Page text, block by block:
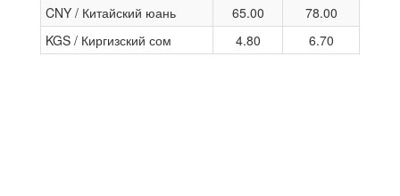
CNY / Китайский юань
65.00
78.00
KGS / Киргизский сом
4.80 6.70